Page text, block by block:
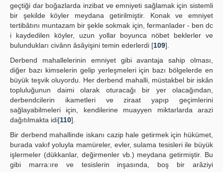
geçtiği dar boğazlarda inzibat ve emniyeti sağlamak için sistemli
bir şekilde köyler meydana getirilmiştir. Konak ve emniyet
tertibâtını muntazam bir şekle sokmak için, fermanlader - ben dc
i kaydedilen köyler, uzun yollar boyunca nöbet beklerler ve
bulundukları civânn âsâyişini temin ederlerdi [109].
Derbend mahallelerinin emniyet gibi avantaja sahip olması,
diğer bazı kimselerin gelip yerleşmeleri için bazı bölgelerde en
büyük teşvik oluyordu. Her derbend mahalli, müstakbel bir iskân
topluluğunun daimi olarak oturacağı bir yer olacağından,
derbendcilerin ikametleri ve ziraat yapıp geçimlerini
sağlayabilmeleri için, kendilerine muayyen miktarlarda arazi
dağıtılmakta idi[110].
Bir derbend mahallinde iskanı cazip hale getirmek için hükümet,
burada vakıf yoluyla mamüreler, evler, sulama tesisleri ile büyük
işlermeler (dükkanlar, değirmenler vb.) meydana getirmiştir. Bu
gibi marra:ıre ve tesislerin inşasında, boş bir arâziyi